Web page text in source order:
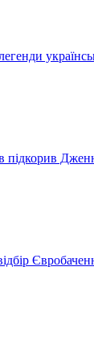
підкорив